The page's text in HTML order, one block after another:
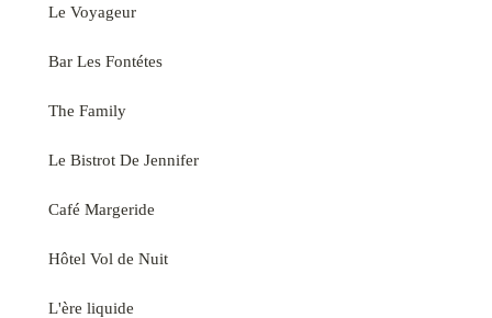
Le Voyageur
Bar Les Fontétes
The Family
Le Bistrot De Jennifer
Café Margeride
Hôtel Vol de Nuit
L'ère liquide